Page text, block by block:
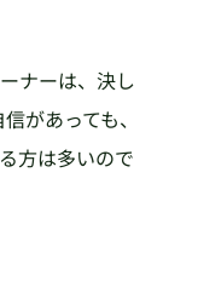
ナーは、決し
があっても、
方は多いので